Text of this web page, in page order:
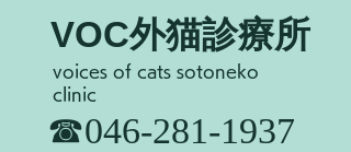
VOC外猫診療所
​☎046-281-1937
voices of cats sotoneko
clinic